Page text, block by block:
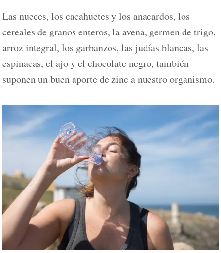
Las nueces, los cacahuetes y los anacardos, los
cereales de granos enteros, la avena, germen de trigo,
arroz integral, los garbanzos, las judías blancas, las
espinacas, el ajo y el chocolate negro, también
suponen un buen aporte de zinc a nuestro organismo.